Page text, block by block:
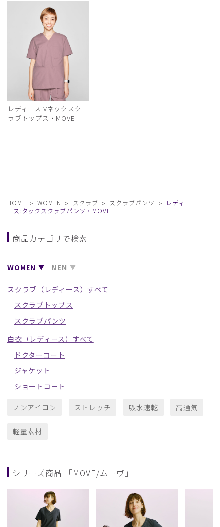
レディース:Vネックスク
ラブトップス・MOVE
HOME WOMEN スクラブ スクラブパンツ
レディ
ース:タックスクラブパンツ・MOVE
商品カテゴリで検索
WOMEN MEN
スクラブ（レディース）すべて
スクラブトップス
スクラブパンツ
白衣（レディース）すべて
ドクターコート
ジャケット
ショートコート
ノンアイロン ストレッチ 吸水速乾 高通気
軽量素材
シリーズ商品 「MOVE/ムーヴ」